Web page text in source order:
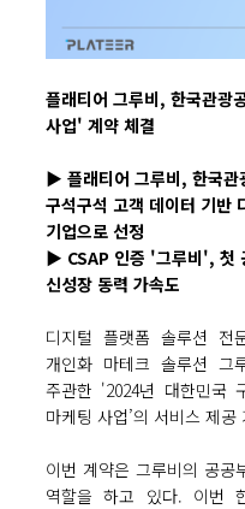
플래티어 그루비, 한국관광
사업' 계약 체결
▶ 플래티어 그루비, 한국
구석구석 고객 데이터 기반
기업으로 선정
▶ CSAP 인증 '그루비', 첫
신성장 동력 가속도
디지털 플랫폼 솔루션 전
개인화 마테크 솔루션 그
주관한 '2024년 대한민국
마케팅 사업’의 서비스 제공
이번 계약은 그루비의 공공
역할을 하고 있다. 이번